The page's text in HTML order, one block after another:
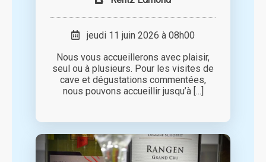
jeudi 11 juin 2026 à 08h00
Nous vous accueillerons avec plaisir,
seul ou à plusieurs. Pour les visites de
cave et dégustations commentées,
nous pouvons accueillir jusqu’à [...]